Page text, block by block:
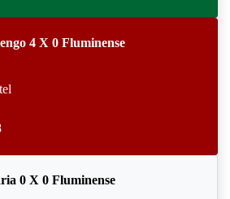
4 X 0 Fluminense
0 X 0 Fluminense